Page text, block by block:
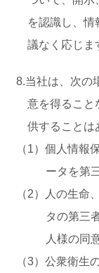
を認識し、
議なく応じま
8.当社は、次の
意を得ること
供することは
（1）個人情報
ータを第
（2）人の生命
タの第三
人様の同
（3）公衆衛生